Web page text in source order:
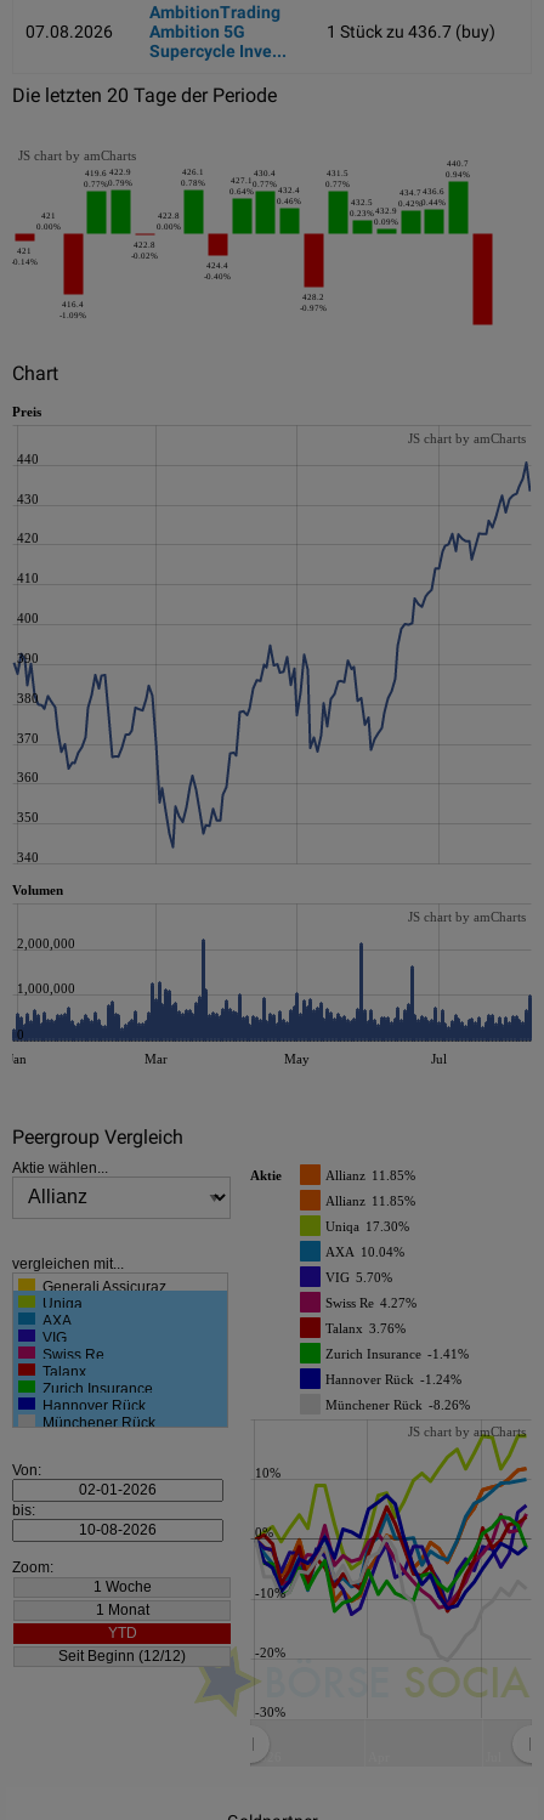
07.08.2026
AmbitionTrading
Ambition 5G
Supercycle Inve...
1 Stück zu 436.7 (buy)
Die letzten 20 Tage der Periode
421
-0.14%
421
0.00%
416.4
-1.09%
419.6
0.77%
422.9
0.79%
422.8
-0.02%
422.8
0.00%
426.1
0.78%
424.4
-0.40%
427.1
0.64%
430.4
0.77%
432.4
0.46%
428.2
-0.97%
431.5
0.77%
432.5
0.23%432.9
0.09%
434.7
0.42%
436.6
0.44%
440.7
0.94%
JS chart by amCharts
Chart
Preis
340
350
360
370
380
390
400
410
420
430
440
JS chart by amCharts
Volumen
Jan Mar May Jul
0
1,000,000
2,000,000
JS chart by amCharts
JS chart by amCharts
Peergroup Vergleich
Aktie wählen...
vergleichen mit...
Generali Assicuraz.
Uniqa
AXA
VIG
Swiss Re
Talanx
Zurich Insurance
Hannover Rück
Münchener Rück
Von:
bis:
Zoom:
Aktie Allianz 11.85%
Allianz 11.85%
Uniqa 17.30%
AXA 10.04%
VIG 5.70%
Swiss Re 4.27%
Talanx 3.76%
Zurich Insurance -1.41%
Hannover Rück -1.24%
Münchener Rück -8.26%
-30%
-20%
-10%
0%
10%
JS chart by amCharts
2026